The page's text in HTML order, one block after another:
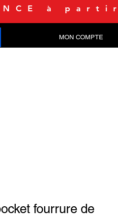
à partir
MON COMPTE
fourrure de